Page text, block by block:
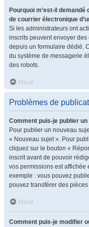
Pourquoi m’est-il
de courrier électronique
Si les administrateurs ont
inscrits peuvent envoyer
depuis un formulaire dédié.
du système de messagerie
des robots.
Haut
Problèmes de
Comment puis-je publier
Pour publier un nouveau
« Nouveau sujet ». Pour
cliquez sur le bouton «
inscrit avant de pouvoir
vos permissions est affichée
exemple : vous pouvez
pouvez transférer des
Haut
Comment puis-je modifier